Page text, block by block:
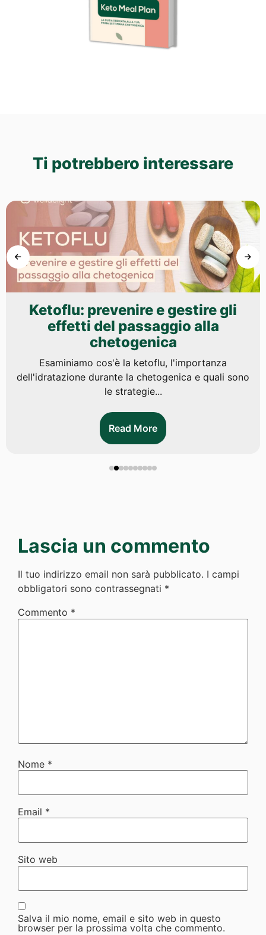
Ti potrebbero interessare
Ketoflu: prevenire e gestire gli
effetti del passaggio alla
chetogenica
Esaminiamo cos'è la ketoflu, l'importanza
dell'idratazione durante la chetogenica e quali sono
le strategie...
Read More
Lascia un commento
Il tuo indirizzo email non sarà pubblicato. I campi
obbligatori sono contrassegnati *
Commento *
Nome *
Email *
Sito web
Salva il mio nome, email e sito web in questo
browser per la prossima volta che commento.